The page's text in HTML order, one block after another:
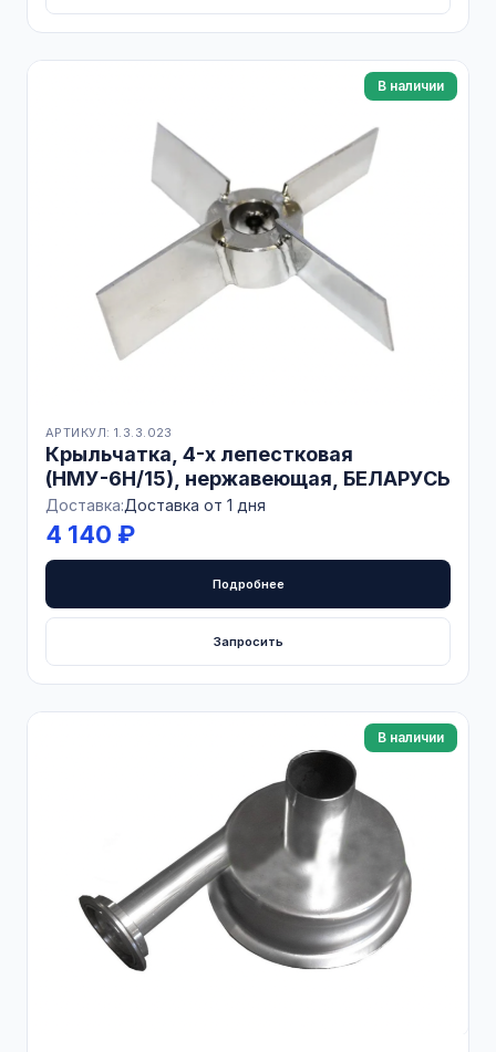
В наличии
АРТИКУЛ: 1.3.3.023
Крыльчатка, 4-х лепестковая
(НМУ-6Н/15), нержавеющая, БЕЛАРУСЬ
Доставка:Доставка от 1 дня
4 140 ₽
Подробнее
Запросить
В наличии